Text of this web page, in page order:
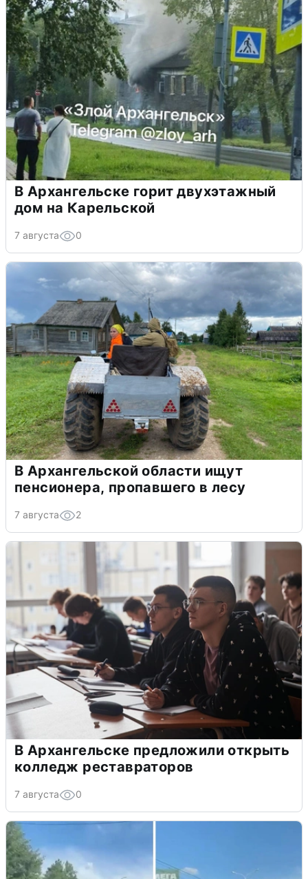
В Архангельске горит двухэтажный
дом на Карельской
7 августа 0
В Архангельской области ищут
пенсионера, пропавшего в лесу
7 августа 2
В Архангельске предложили открыть
колледж реставраторов
7 августа 0